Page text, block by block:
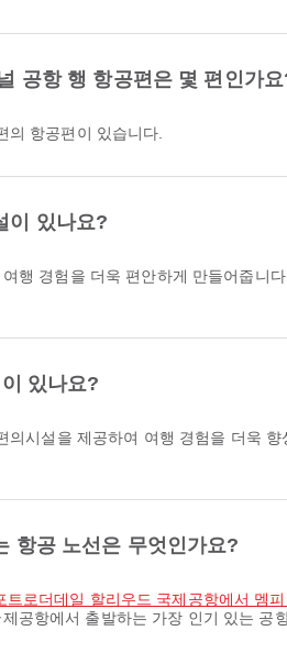
공항 행 항공편은 몇 편인가
의 항공편이 있습니다.
이 있나요?
행 경험을 더욱 편안하게 만들어줍니
있나요?
의시설을 제공하여 여행 경험을 더욱
항공 노선은 무엇인가요?
트로더데일 할리우드 국제공항에서 멤
공항에서 출발하는 가장 인기 있는 공